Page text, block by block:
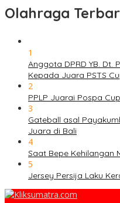
Olahraga
1
Anggota DPRD YB.
Kepada Juara PSTS
2
PPLP Juarai Pospa
3
Gateball asal
Juara di Bali
4
Saat Bepe Kehilangan
5
Jersey Persija Laku